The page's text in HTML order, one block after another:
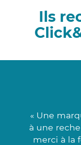
Ils
« Une
à une
merci à la